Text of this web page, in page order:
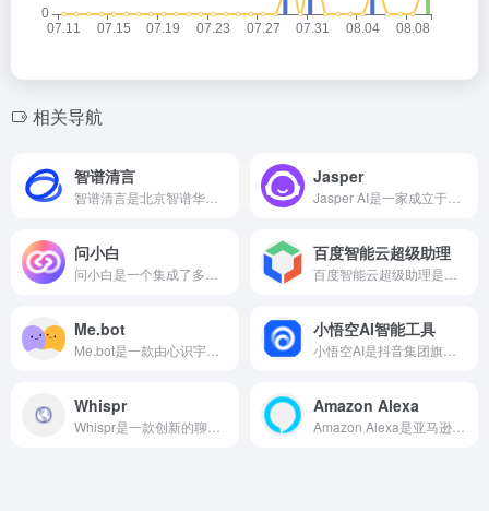
相关导航
智谱清言 Jasper
问小白 百度智能云超级助理
Me.bot 小悟空AI智能工具
Whispr Amazon Alexa